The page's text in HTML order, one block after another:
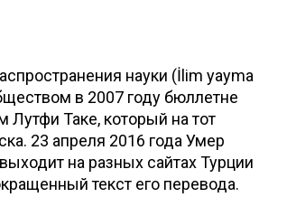
науки (İlim yayma
в 2007 году бюллетне
Таке, который на тот
23 апреля 2016 года Умер
на разных сайтах Турции
текст его перевода.